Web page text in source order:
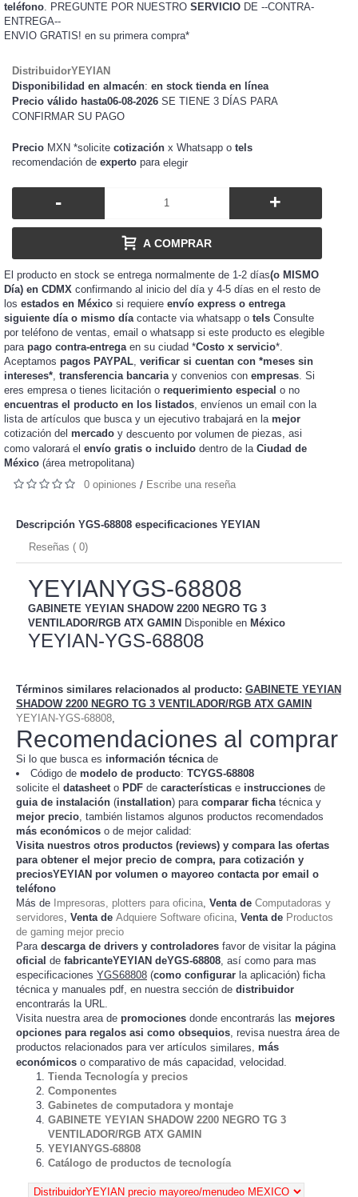
teléfono. PREGUNTE POR NUESTRO SERVICIO DE --CONTRA-
ENTREGA--
ENVIO GRATIS! en su primera compra*
DistribuidorYEYIAN
Disponibilidad en almacén: en stock tienda en línea
Precio válido hasta06-08-2026 SE TIENE 3 DÍAS PARA
CONFIRMAR SU PAGO
Precio MXN *solicite cotización x Whatsapp o tels
recomendación de experto para elegir
- +
A COMPRAR
El producto en stock se entrega normalmente de 1-2 días(o MISMO
Día) en CDMX confirmando al inicio del día y 4-5 días en el resto de
los estados en México si requiere envío express o entrega
siguiente día o mismo día contacte via whatsapp o tels Consulte
por teléfono de ventas, email o whatsapp si este producto es elegible
para pago contra-entrega en su ciudad *Costo x servicio*.
Aceptamos pagos PAYPAL verificar si cuentan con *meses sin
intereses* transferencia bancaria y convenios con empresas . Si
eres empresa o tienes licitación o requerimiento especial o no
encuentras el producto en los listados, envíenos un email con la
lista de artículos que busca y un ejecutivo trabajará en la mejor
cotización del mercado y descuento por volumen de piezas, asi
como valorará el envío gratis o incluido dentro de la Ciudad de
México (área metropolitana)
0 opiniones / Escribe una reseña
Descripción YGS-68808 especificaciones YEYIAN
Reseñas ( 0)
YEYIANYGS-68808
GABINETE YEYIAN SHADOW 2200 NEGRO TG 3
VENTILADOR/RGB ATX GAMIN Disponible en México
YEYIAN-YGS-68808
Términos similares relacionados al producto: GABINETE YEYIAN
SHADOW 2200 NEGRO TG 3 VENTILADOR/RGB ATX GAMIN
YEYIAN-YGS-68808
Recomendaciones al comprar
Si lo que busca es información técnica de
Código de modelo de producto: TCYGS-68808
solicite el datasheet o PDF de características e instrucciones de
guia de instalación (installation) para comparar ficha técnica y
mejor precio , también listamos algunos productos recomendados
más económicos o de mejor calidad:
Visita nuestros otros productos (reviews) y compara las ofertas
para obtener el mejor precio de compra, para cotización y
preciosYEYIAN por volumen o mayoreo contacta por email o
teléfono
Más de Impresoras, plotters para oficina Venta de Computadoras y
servidores Venta de Adquiere Software oficina Venta de Productos
de gaming mejor precio
Para descarga de drivers y controladores favor de visitar la página
oficial de fabricanteYEYIAN deYGS-68808 , así como para mas
especificaciones YGS68808 (como configurar la aplicación) ficha
técnica y manuales pdf, en nuestra sección de distribuidor
encontrarás la URL.
Visita nuestra area de promociones donde encontrarás las mejores
opciones para regalos asi como obsequios, revisa nuestra área de
productos relacionados para ver artículos similares, más
económicos o comparativo de más capacidad, velocidad.
Tienda Tecnología y precios
Componentes
Gabinetes de computadora y montaje
GABINETE YEYIAN SHADOW 2200 NEGRO TG 3
VENTILADOR/RGB ATX GAMIN
YEYIANYGS-68808
Catálogo de productos de tecnología